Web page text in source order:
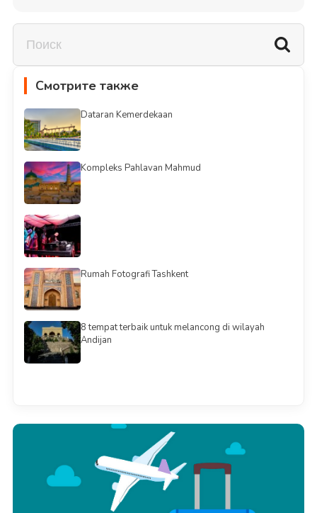
Смотрите также
Dataran Kemerdekaan
Kompleks Pahlavan Mahmud
Rumah Fotografi Tashkent
8 tempat terbaik untuk melancong di wilayah
Andijan